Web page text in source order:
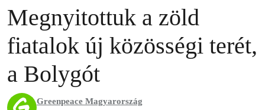
Megnyitottuk a zöld
fiatalok új közösségi terét,
a Bolygót
Greenpeace Magyarország